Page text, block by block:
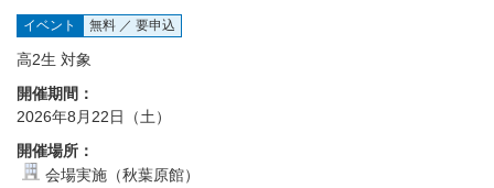
イベント 無料 ／ 要申込
高2生 対象
開催期間：
2026年8月22日（土）
開催場所：
会場実施（秋葉原館）